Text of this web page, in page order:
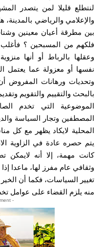
لنتطلع قليلا لمن يتصدر
والإعلامي والرياضي
بين مطرقة أعيان معينين
فلكهم من المسبحين ؟ فأغلب
وعقلها بالرباط أو أنها
نفسها أو معزولة عما يعتمل
وتحديات ورهانات المفروض
بالبحث والتقييم والتقويم
الموضوعية التي تخدم
المصطفين وتجار السياسة
المحلية لايكاد يظهر مع كل
يتم حصره عادة في الزاوية
كانت مهمة، إلا أنه
وثقافي عام مفرز لها، ماعدا
تغيير السياسات، فكما أن
منه يلزم القضاء على عوامل
- Advertisement -